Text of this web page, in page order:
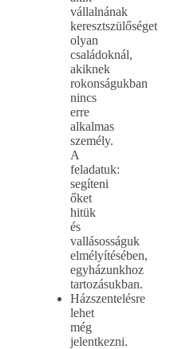
vállalnának
keresztszülőséget
olyan
családoknál,
akiknek
rokonságukban
nincs
erre
alkalmas
személy.
A
feladatuk:
segíteni
őket
hitük
és
vallásosságuk
elmélyítésében,
egyházunkhoz
tartozásukban.
Házszentelésre
lehet
még
jelentkezni.